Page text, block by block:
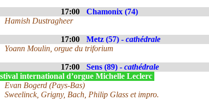
17:00 Chamonix (74)
Hamish Dustragheer
17:00 Metz (57) - cathédrale
Yoann Moulin, orgue du triforium
17:00 Sens (89) - cathédrale
international d’orgue Michelle Leclerc
Evan Bogerd (Pays-Bas)
Sweelinck, Grigny, Bach, Philip Glass et impro.